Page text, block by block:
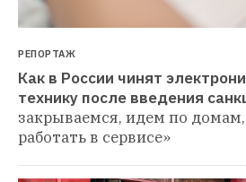
РЕПОРТАЖ
Как в России чинят
технику после введения
закрываемся, идем по
работать в сервисе»